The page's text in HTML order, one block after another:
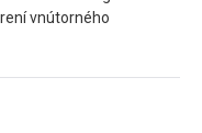
vnútorného